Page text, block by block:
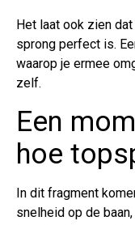
Het laat ook zien
sprong perfect is.
waarop je ermee
zelf.
Een
hoe
In dit fragment
snelheid op de